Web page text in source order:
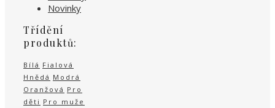
Novinky
Třídění
produktů:
Bílá Fialová
Hnědá Modrá
Oranžová Pro
děti Pro muže